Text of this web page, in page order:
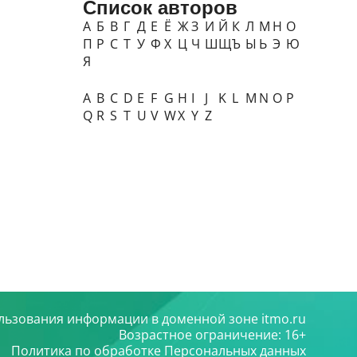
Список авторов
А Б В Г Д Е Ё ЖЗ И Й К Л М Н О
П Р С Т У Ф Х Ц Ч ШЩЪ Ы Ь Э Ю
Я
A B C D E F G H I J K L M N O P
Q R S T U V WX Y Z
информации в доменной зоне itmo.ru
Возрастное ограничение: 16+
Политика по обработке Персональных данных